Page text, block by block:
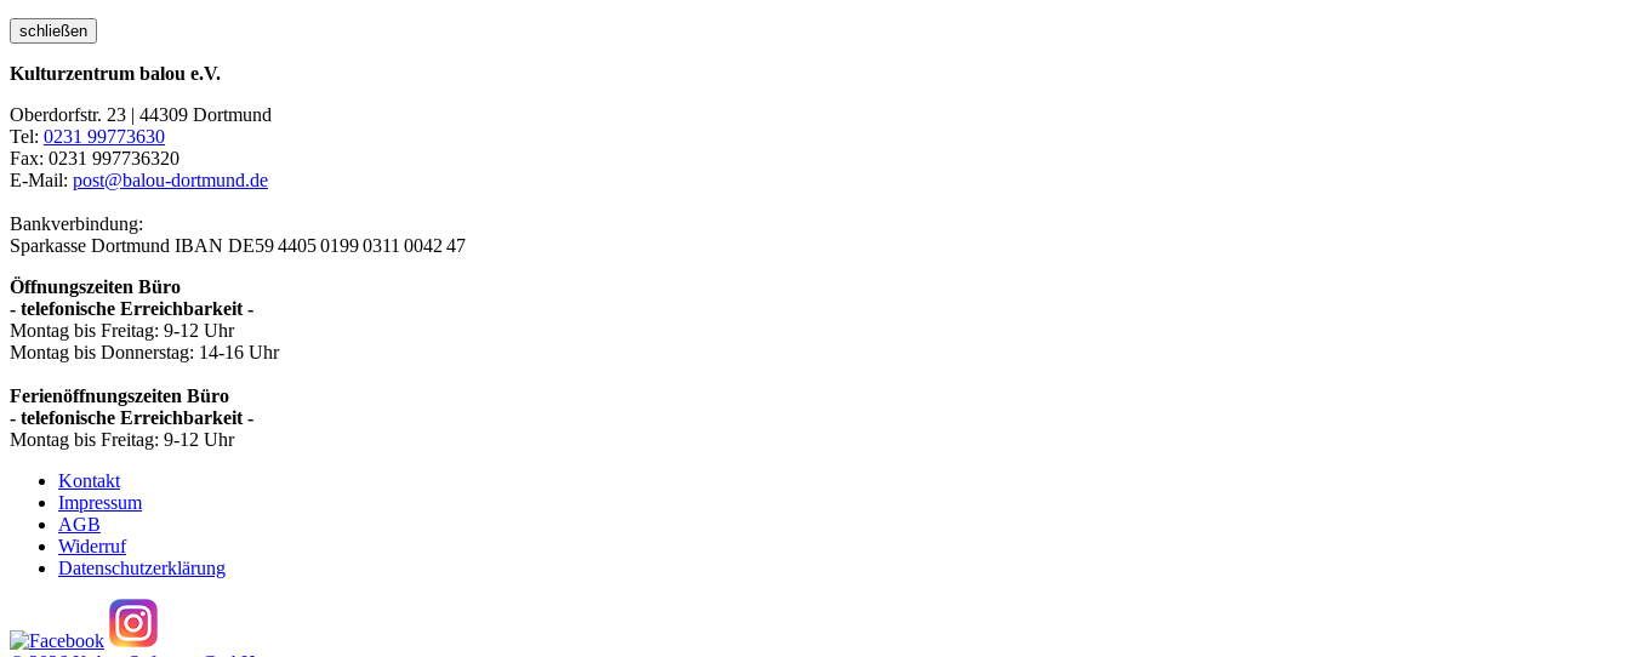
schließen
Kulturzentrum balou e.V.
Oberdorfstr. 23 | 44309 Dortmund
Tel: 0231 99773630
Fax: 0231 997736320
E-Mail: post@balou-dortmund.de
Bankverbindung:
Sparkasse Dortmund IBAN DE59 4405 0199 0311 0042 47
Öffnungszeiten Büro
- telefonische Erreichbarkeit -
Montag bis Freitag: 9-12 Uhr
Montag bis Donnerstag: 14-16 Uhr
Ferienöffnungszeiten Büro
- telefonische Erreichbarkeit -
Montag bis Freitag: 9-12 Uhr
Kontakt
Impressum
AGB
Widerruf
Datenschutzerklärung